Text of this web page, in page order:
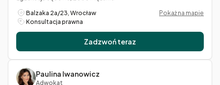
Balzaka 2a/23, Wrocław
Pokaż na mapie
Konsultacja prawna
Zadzwoń teraz
Paulina Iwanowicz
Adwokat